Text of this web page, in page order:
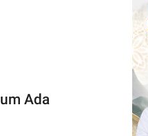
Ada